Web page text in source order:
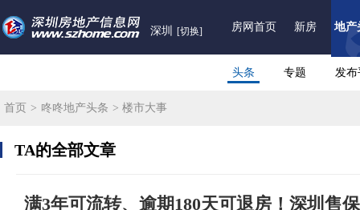
深圳 [切换] 房网首页 新房 地产
头条 专题 发布
首页 > 咚咚地产头条 > 楼市大事
TA的全部文章
满3年可流转、逾期180天可退房！深圳售